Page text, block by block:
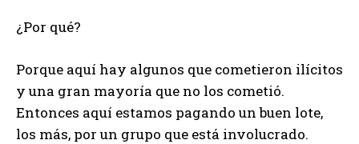
¿Por qué?
Porque aquí hay algunos que cometieron ilícitos
y una gran mayoría que no los cometió.
Entonces aquí estamos pagando un buen lote,
los más, por un grupo que está involucrado.